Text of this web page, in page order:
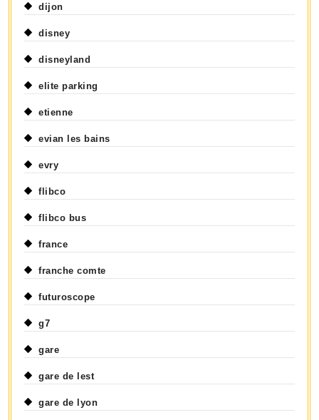
dijon
disney
disneyland
elite parking
etienne
evian les bains
evry
flibco
flibco bus
france
franche comte
futuroscope
g7
gare
gare de lest
gare de lyon